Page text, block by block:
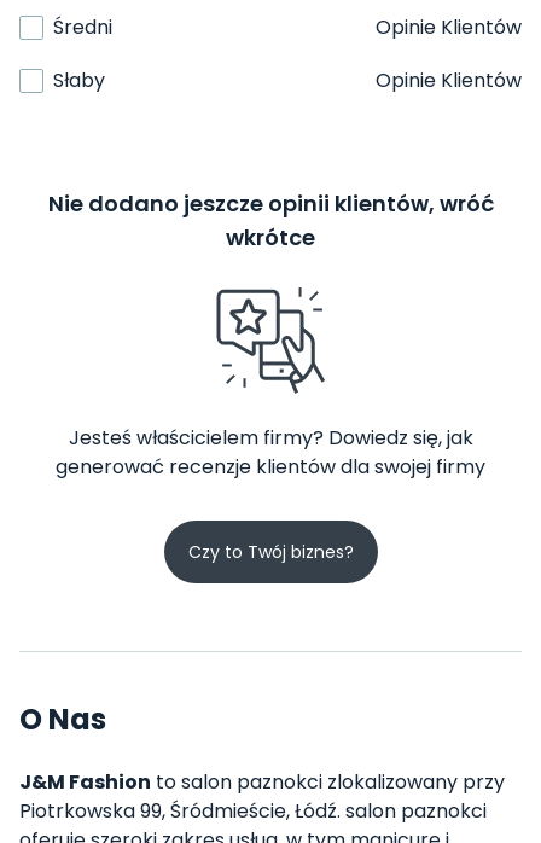
Średni
Opinie Klientów
Słaby
Opinie Klientów
Nie dodano jeszcze opinii klientów, wróć
wkrótce
Jesteś właścicielem firmy? Dowiedz się, jak
generować recenzje klientów dla swojej firmy
Czy to Twój biznes?
O Nas
J&M Fashion to salon paznokci zlokalizowany przy
Piotrkowska 99, Śródmieście, Łódź. salon paznokci